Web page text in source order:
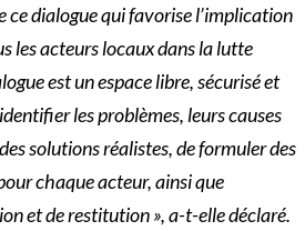
ce dialogue qui favorise l’implication
les acteurs locaux dans la lutte
est un espace libre, sécurisé et
les problèmes, leurs causes
solutions réalistes, de formuler des
chaque acteur, ainsi que
et de restitution », a-t-elle déclaré.